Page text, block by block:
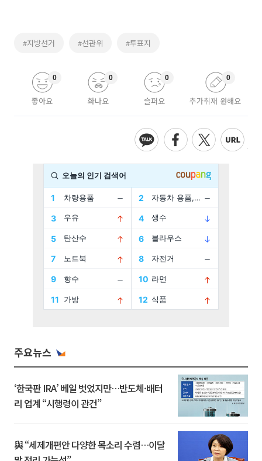
#지방선거 #선관위 #투표지
좋아요
0
화나요
0
슬퍼요
0
추가취재 원해요
0
주요뉴스
‘한국판 IRA’ 베일 벗었지만…반도체·배터
리 업계 “시행령이 관건”
與 “세제개편안 다양한 목소리 수렴…이달